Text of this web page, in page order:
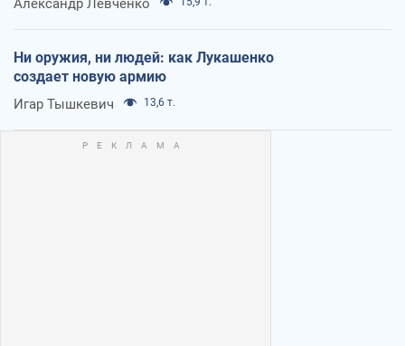
Александр Левченко
Ни оружия, ни людей: как Лукашенко
создает новую армию
Игар Тышкевич 13,6 т.